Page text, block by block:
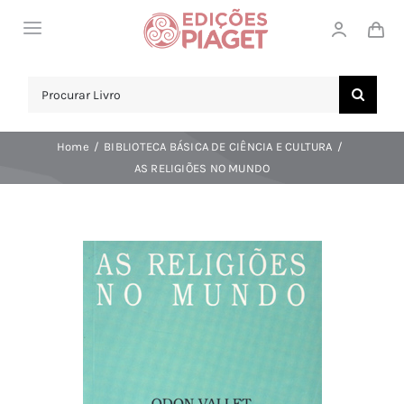
Toggle
Search
Home
BIBLIOTECA BÁSICA DE CIÊNCIA E CULTURA
AS RELIGIÕES NO MUNDO